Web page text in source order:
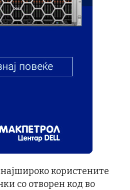
користените
со отворен код во